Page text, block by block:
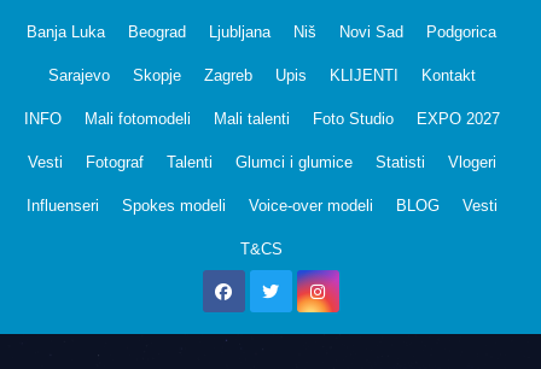
Banja Luka Beograd Ljubljana Niš Novi Sad Podgorica
Sarajevo Skopje Zagreb Upis KLIJENTI Kontakt
INFO Mali fotomodeli Mali talenti Foto Studio EXPO 2027
Vesti Fotograf Talenti Glumci i glumice Statisti Vlogeri
Influenseri Spokes modeli Voice-over modeli BLOG Vesti
T&CS